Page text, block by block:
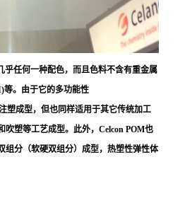
乎任何一种配色，而且色料不含有重金属
。由于它的多功能性
塑成型，但也同样适用于其它传统加工
吹塑等工艺成型。此外，Celcon POM也
组分（软硬双组分）成型，热塑性弹性体